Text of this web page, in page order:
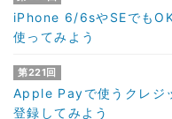
iPhone 6/6sやSEでも
使ってみよう
第221回
Apple Payで使うクレジ
登録してみよう